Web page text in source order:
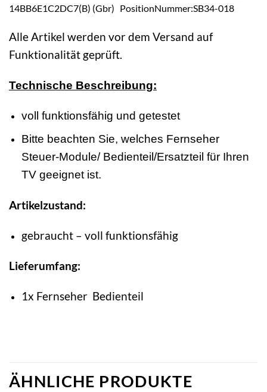
14BB6E1C2DC7(B) (Gbr) PositionNummer:SB34-018
Alle Artikel werden vor dem Versand auf
Funktionalität geprüft.
Technische Beschreibung:
voll funktionsfähig und getestet
Bitte beachten Sie, welches Fernseher
Steuer-Module/ Bedienteil/Ersatzteil für Ihren
TV geeignet ist.
Artikelzustand:
gebraucht – voll funktionsfähig
Lieferumfang:
1x Fernseher Bedienteil
ÄHNLICHE PRODUKTE